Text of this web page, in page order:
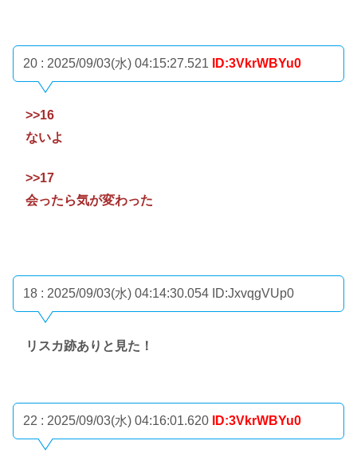
20 : 2025/09/03(水) 04:15:27.521 ID:3VkrWBYu0
>>16
ないよ
>>17
会ったら気が変わった
18 : 2025/09/03(水) 04:14:30.054 ID:JxvqgVUp0
リスカ跡ありと見た！
22 : 2025/09/03(水) 04:16:01.620 ID:3VkrWBYu0